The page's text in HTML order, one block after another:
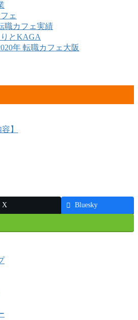
ェ
職カフェ実績
とKAGA
年 転職カフェ大阪
】
X Bluesky